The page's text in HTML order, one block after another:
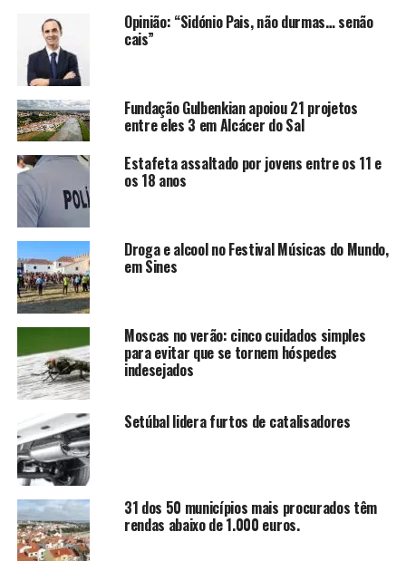
Opinião: “Sidónio Pais, não durmas… senão
cais”
Fundação Gulbenkian apoiou 21 projetos
entre eles 3 em Alcácer do Sal
Estafeta assaltado por jovens entre os 11 e
os 18 anos
Droga e alcool no Festival Músicas do Mundo,
em Sines
Moscas no verão: cinco cuidados simples
para evitar que se tornem hóspedes
indesejados
Setúbal lidera furtos de catalisadores
31 dos 50 municípios mais procurados têm
rendas abaixo de 1.000 euros.